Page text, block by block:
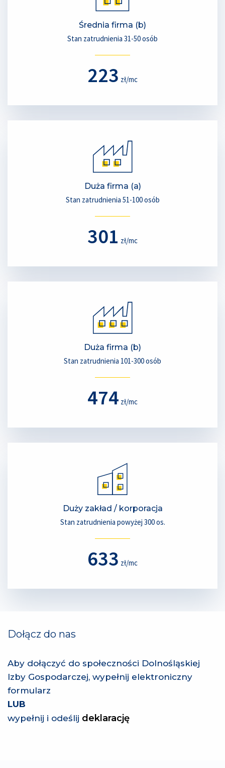
Średnia firma (b)
Stan zatrudnienia 31-50 osób
223 zł/mc
Duża firma (a)
Stan zatrudnienia 51-100 osób
301 zł/mc
Duża firma (b)
Stan zatrudnienia 101-300 osób
474 zł/mc
Duży zakład / korporacja
Stan zatrudnienia powyżej 300 os.
633 zł/mc
Dołącz do nas
Aby dołączyć do społeczności Dolnośląskiej
Izby Gospodarczej, wypełnij elektroniczny
formularz
LUB
wypełnij i odeślij deklarację